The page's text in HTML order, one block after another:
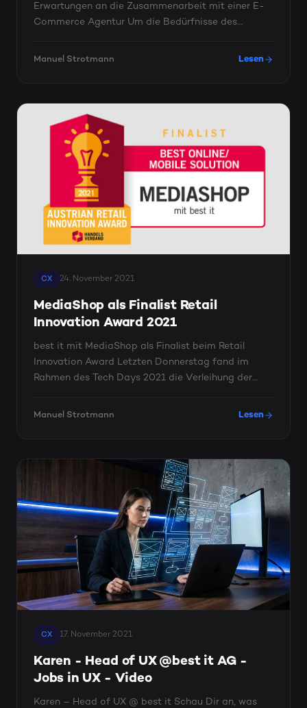
Erwartungen an die Zusammenarbeit mit einer E-
Commerce Agentur Um die Bedürfnisse des
Manuel Strotmann Lesen
CX 24. November 2021
MediaShop als Finalist Retail
Innovation Award 2021
best it mit MediaShop als Finalist beim Retail
Innovation Award Letzten Donnerstag fand im
Rahmen des Tech Days 2021 die Verleihung der
Manuel Strotmann Lesen
CX 17. November 2021
Karen - Head of UX @best it AG -
Jobs in UX - Video
Karen – Head of UX @ best it Schau Dir an, was